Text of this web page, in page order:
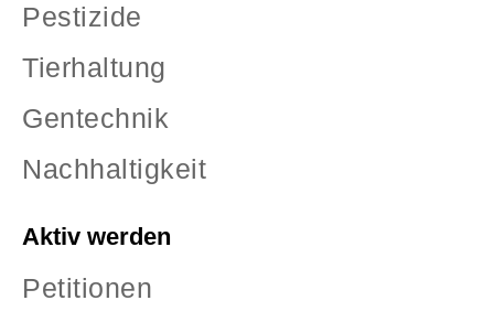
Pestizide
Tierhaltung
Gentechnik
Nachhaltigkeit
Aktiv werden
Petitionen